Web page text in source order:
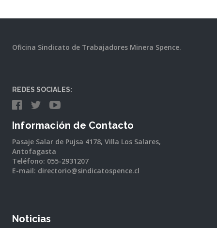
Oficina Sindicato de Trabajadores Minera Spence.
REDES SOCIALES:
Información de Contacto
Pasaje Salar de Pujsa 4178, Villa Los Salares,
Antofagasta
Teléfono: 055-2931207
E-mail: directorio@sindicatospence.cl
Noticias